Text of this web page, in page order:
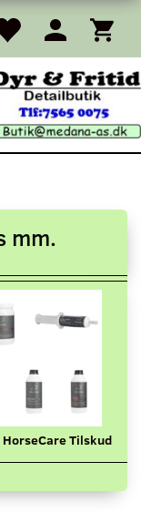
mm.
Tilskud